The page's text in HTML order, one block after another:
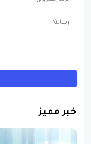
خبر مميز